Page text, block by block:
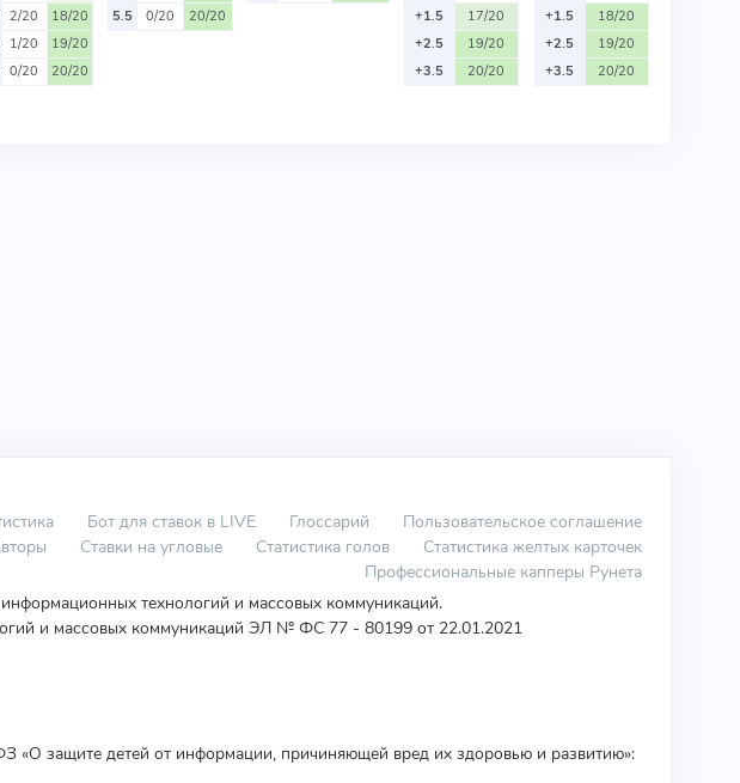
2/20
18/20
1/20
19/20
0/20 20/20
5.5
0/20 20/20
+1.5
17/20
+2.5
19/20
+3.5
20/20
+1.5
18/20
+2.5
19/20
+3.5
20/20
Бот для ставок в LIVE Глоссарий
Пользовательское соглашение
Ставки на угловые Статистика голов
Статистика желтых карточек
Профессиональные капперы Рунета
технологий и массовых коммуникаций.
и массовых коммуникаций ЭЛ № ФС 77 - 80199 от 22.01.2021
защите детей от информации, причиняющей вред их здоровью и развитию»: